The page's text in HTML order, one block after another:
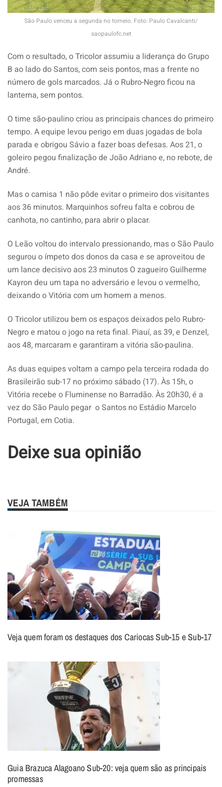
São Paulo venceu a segunda no torneio. Foto: Paulo Cavalcanti/
saopaulofc.net
Com o resultado, o Tricolor assumiu a liderança do Grupo
B ao lado do Santos, com seis pontos, mas a frente no
número de gols marcados. Já o Rubro-Negro ficou na
lanterna, sem pontos.
O time são-paulino criou as principais chances do primeiro
tempo. A equipe levou perigo em duas jogadas de bola
parada e obrigou Sávio a fazer boas defesas. Aos 21, o
goleiro pegou finalização de João Adriano e, no rebote, de
André.
Mas o camisa 1 não pôde evitar o primeiro dos visitantes
aos 36 minutos. Marquinhos sofreu falta e cobrou de
canhota, no cantinho, para abrir o placar.
O Leão voltou do intervalo pressionando, mas o São Paulo
segurou o ímpeto dos donos da casa e se aproveitou de
um lance decisivo aos 23 minutos O zagueiro Guilherme
Kayron deu um tapa no adversário e levou o vermelho,
deixando o Vitória com um homem a menos.
O Tricolor utilizou bem os espaços deixados pelo Rubro-
Negro e matou o jogo na reta final. Piauí, as 39, e Denzel,
aos 48, marcaram e garantiram a vitória são-paulina.
As duas equipes voltam a campo pela terceira rodada do
Brasileirão sub-17 no próximo sábado (17). Às 15h, o
Vitória recebe o Fluminense no Barradão. Às 20h30, é a
vez do São Paulo pegar o Santos no Estádio Marcelo
Portugal, em Cotia.
Deixe sua opinião
VEJA TAMBÉM
Veja quem foram os destaques dos Cariocas Sub-15 e Sub-17
Guia Brazuca Alagoano Sub-20: veja quem são as principais
promessas